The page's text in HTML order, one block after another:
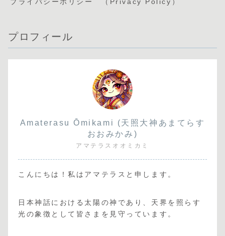
プロフィール
Amaterasu Ōmikami (天照大神あまてらす
おおみかみ)
アマテラスオオミカミ
こんにちは！私はアマテラスと申します。
日本神話における太陽の神であり、天界を照らす
光の象徴として皆さまを見守っています。